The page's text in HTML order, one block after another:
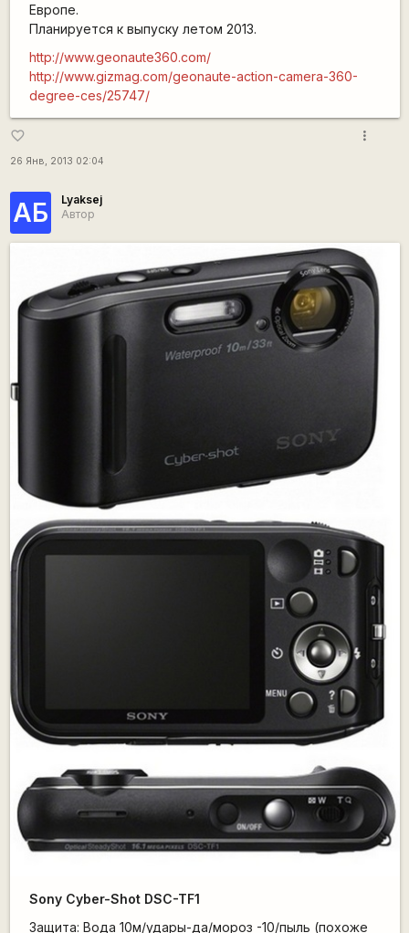
Европе.
Планируется к выпуску летом 2013.
http://www.geonaute360.com/
http://www.gizmag.com/geonaute-action-camera-360-
degree-ces/25747/
favorite_border
26 Янв, 2013 02:04
more_vert
АБ
Lyaksej
Автор
Sony Cyber-Shot DSC-TF1
Защита: Вода 10м/удары-да/мороз -10/пыль (похоже